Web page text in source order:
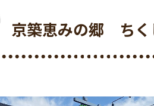
京築恵みの郷 ちく